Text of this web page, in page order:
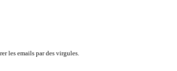
les emails par des virgules.